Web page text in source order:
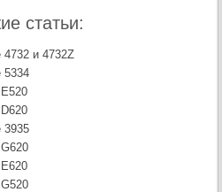
статьи:
и 4732Z
5334
3935